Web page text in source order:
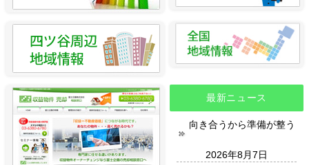
最新ニュース
向き合うから準備が整う
2026年8月7日